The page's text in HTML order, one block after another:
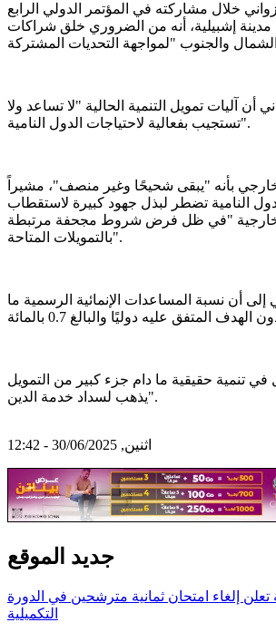
خلال مشاركته في المؤتمر الدولي الرابع
مدينة إشبيلية، أنه من الضروري خلق شراكات
آليات تمويل التنمية الحالية "لا تساعد ولا
تستجيب بفعالية لاحتياجات الدول النامية".
بأنه "يبقى شحيحًا وغير منصف"، مشيراً
النامية تضطر لبذل جهود كبيرة لاستقطاب
الخارجية "في ظل فرض شروط مجحفة مرتبطة
بالتمويلات المتاحة".
إلى أن نسبة المساعدات الإنمائية الرسمية ما
في تنمية حقيقية ما دام جزء كبير من التمويل
يذهب لسداد خدمة الدين".
اثنين, 30/06/2025 - 12:42
جديد الموقع
تعلن إلغاء امتحان ثمانية مترشحين في الدورة
التكميلية